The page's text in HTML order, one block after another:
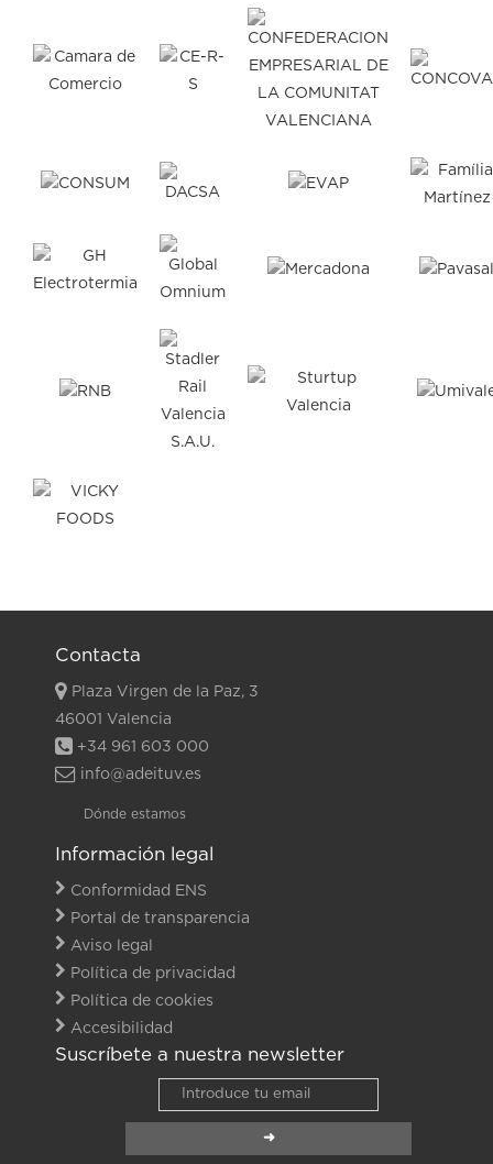
Contacta
Plaza Virgen de la Paz, 3
46001 Valencia
+34 961 603 000
info@adeituv.es
Dónde estamos
Información legal
Conformidad ENS
Portal de transparencia
Aviso legal
Política de privacidad
Política de cookies
Accesibilidad
Suscríbete a nuestra newsletter